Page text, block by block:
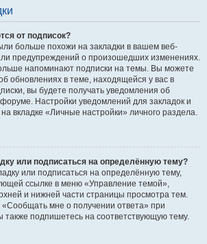
от подписок?
больше похожи на закладки в вашем веб-
предупреждений о произошедших изменениях.
напоминают подписки на темы. Вы можете
обновлениях в теме, находящейся у вас в
вы будете получать уведомления об
Настройки уведомлений для закладок и
вкладке «Личные настройки» личного раздела.
или подписаться на определённую тему?
или подписаться на определённую тему,
ссылке в меню «Управление темой»,
и нижней части страницы просмотра тем.
«Сообщать мне о получении ответа» при
также подпишетесь на соответствующую тему.